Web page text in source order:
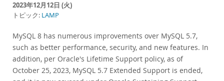
MySQL を選ぶ理由
ニュース & イベント
ライブ Web セミナー
MySQL オンデマンド Web セミナー
イベント
2023年12月12日 (火)
トピック: LAMP
MySQL 8 has numerous improvements over MySQL 5.7,
such as better performance, security, and new features. In
addition, per Oracle's Lifetime Support policy, as of
October 25, 2023, MySQL 5.7 Extended Support is ended,